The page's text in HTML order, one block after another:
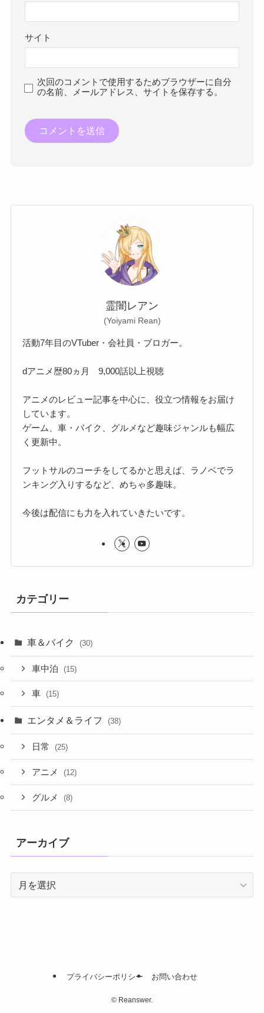
サイト
次回のコメントで使用するためブラウザーに自分
の名前、メールアドレス、サイトを保存する。
霊闇レアン
(Yoiyami Rean)
活動7年目のVTuber・会社員・ブロガー。
dアニメ歴80ヵ月 9,000話以上視聴
アニメのレビュー記事を中心に、役立つ情報をお届け
しています。
ゲーム、車・バイク、グルメなど趣味ジャンルも幅広
く更新中。
フットサルのコーチをしてるかと思えば、ラノベでラ
ンキング入りするなど、めちゃ多趣味。
今後は配信にも力を入れていきたいです。
カテゴリー
車＆バイク (30)
車中泊 (15)
車 (15)
エンタメ＆ライフ (38)
日常 (25)
アニメ (12)
グルメ (8)
アーカイブ
プライバシーポリシー お問い合わせ
© Reanswer.